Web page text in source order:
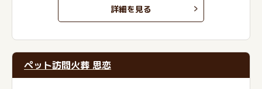
詳細を見る
ペット訪問火葬 思恋